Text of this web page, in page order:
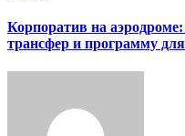
Корпоратив на
трансфер и программу